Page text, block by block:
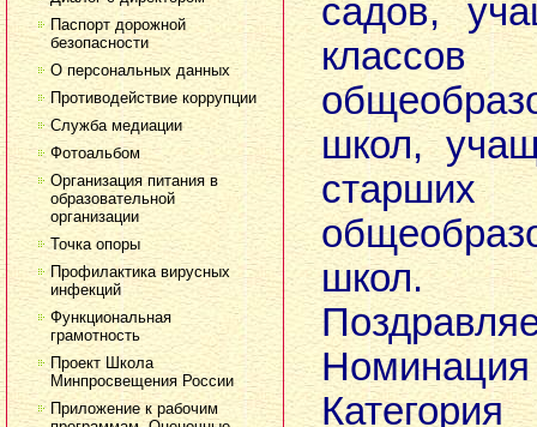
Паспорт дорожной
безопасности
О персональных данных
Противодействие коррупции
Служба медиации
Фотоальбом
Организация питания в
образовательной
организации
Точка опоры
Профилактика вирусных
инфекций
Функциональная
грамотность
Проект Школа
Минпросвещения России
Приложение к рабочим
садов,
классов
школ,
школ.